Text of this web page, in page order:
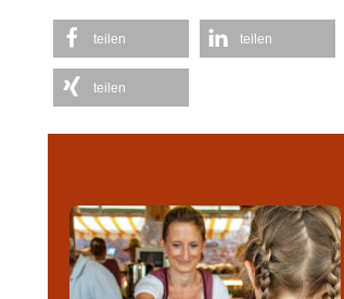
teilen teilen
teilen